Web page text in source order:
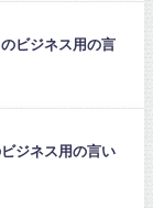
ビジネス用の言
ジネス用の言い